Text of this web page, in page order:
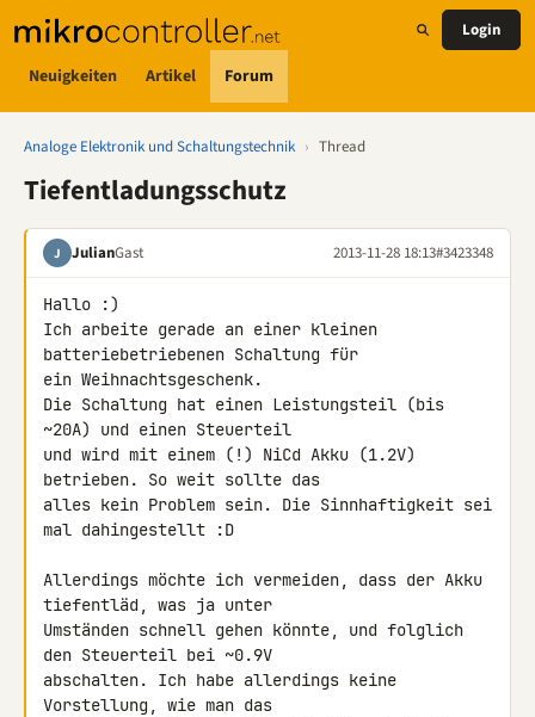
Neuigkeiten Artikel Forum
Login
Analoge Elektronik und Schaltungstechnik › Thread
Tiefentladungsschutz
J JulianGast 2013-11-28 18:13#3423348
Hallo :)
Ich arbeite gerade an einer kleinen
batteriebetriebenen Schaltung für
ein Weihnachtsgeschenk.
Die Schaltung hat einen Leistungsteil (bis
~20A) und einen Steuerteil
und wird mit einem (!) NiCd Akku (1.2V)
betrieben. So weit sollte das
alles kein Problem sein. Die Sinnhaftigkeit sei
mal dahingestellt :D
Allerdings möchte ich vermeiden, dass der Akku
tiefentläd, was ja unter
Umständen schnell gehen könnte, und folglich
den Steuerteil bei ~0.9V
abschalten. Ich habe allerdings keine
Vorstellung, wie man das